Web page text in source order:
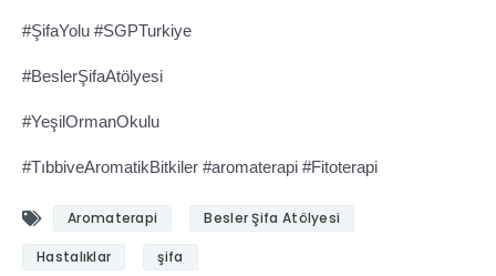
#ŞifaYolu #SGPTurkiye
#BeslerŞifaAtölyesi
#YeşilOrmanOkulu
#TıbbiveAromatikBitkiler #aromaterapi #Fitoterapi
Aromaterapi Besler Şifa Atölyesi
Hastalıklar şifa